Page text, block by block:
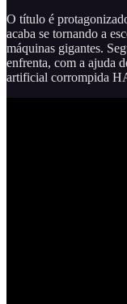
O título é
acaba se tornando a
máquinas gigantes.
enfrenta, com a ajuda
artificial corrompida